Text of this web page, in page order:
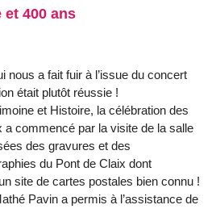
et 400 ans
nous a fait fuir à l’issue du concert
était plutôt réussie !
et Histoire, la célébration des
a commencé par la visite de la salle
des gravures et des
du Pont de Claix dont
site de cartes postales bien connu !
Pavin a permis à l’assistance de